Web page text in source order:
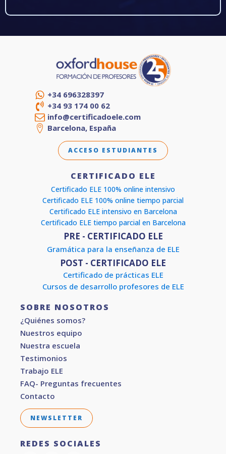
+34 696328397
+34 93 174 00 62
info@certificadoele.com
Barcelona, España
ACCESO ESTUDIANTES
CERTIFICADO ELE
Certificado ELE 100% online intensivo
Certificado ELE 100% online tiempo parcial
Certificado ELE intensivo en Barcelona
Certificado ELE tiempo parcial en Barcelona
PRE - CERTIFICADO ELE
Gramática para la enseñanza de ELE
POST - CERTIFICADO ELE
Certificado de prácticas ELE
Cursos de desarrollo profesores de ELE
SOBRE NOSOTROS
¿Quiénes somos?
Nuestros equipo
Nuestra escuela
Testimonios
Trabajo ELE
FAQ- Preguntas frecuentes
Contacto
NEWSLETTER
REDES SOCIALES